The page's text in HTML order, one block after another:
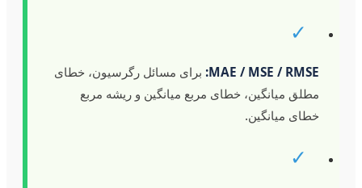
✓
MAE / MSE / RMSE: برای مسائل رگرسیون، خطای
مطلق میانگین، خطای مربع میانگین و ریشه مربع
خطای میانگین.
✓